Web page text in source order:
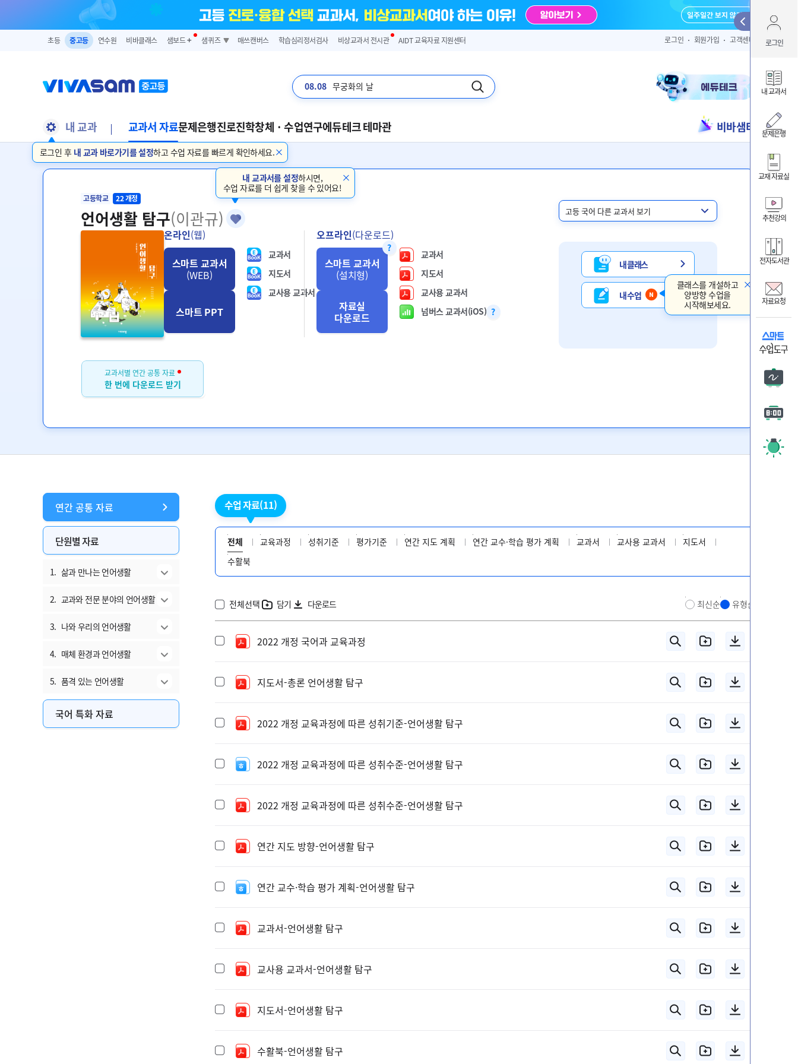
초등 중고등 연수원 비바클래스 샘보드 ➕ 샘퀴즈 매쓰캔버스 학습심리정서검사 비상교과서 전시관 AIDT 교육자료 지원센터 로그인 회원가입 고객센터
08.08 무궁화의 날
로그인 후 내 교과 바로가기를 설정하고 수업 자료를 빠르게 확인하세요.
내 교과 교과서 자료문제은행진로진학창체 · 수업연구에듀테크 테마관 비바샘터
고등학교 22 개정
언어생활 탐구(이관규)
내 교과서를 설정하시면,
수업 자료를 더 쉽게 찾을 수 있어요!
온라인(웹)
스마트 교과서
(WEB)
스마트 PPT
교과서
지도서
교사용 교과서
오프라인(다운로드)
스마트 교과서
(설치형)
자료실
다운로드
교과서
지도서
교사용 교과서
넘버스 교과서(iOS)
내 클래스
내 수업
클래스를 개설하고
양방향 수업을
시작해보세요.
교과서별 연간 공통 자료
한 번에 다운로드 받기
연간 공통 자료
단원별 자료
1. 삶과 만나는 언어생활
2. 교과와 전문 분야의 언어생활
3. 나와 우리의 언어생활
4. 매체 환경과 언어생활
5. 품격 있는 언어생활
국어 특화 자료
수업 자료(11)
전체 교육과정 성취기준 평가기준 연간 지도 계획 연간 교수·학습 평가 계획 교과서 교사용 교과서
지도서
수활북
전체선택 담기 다운로드 최신순 유형순
2022 개정 국어과 교육과정
지도서-총론 언어생활 탐구
2022 개정 교육과정에 따른 성취기준-언어생활 탐구
2022 개정 교육과정에 따른 성취수준-언어생활 탐구
2022 개정 교육과정에 따른 성취수준-언어생활 탐구
연간 지도 방향-언어생활 탐구
연간 교수·학습 평가 계획-언어생활 탐구
교과서-언어생활 탐구
교사용 교과서-언어생활 탐구
지도서-언어생활 탐구
수활북-언어생활 탐구
로그인
내 교과서
문제은행
교재 자료실
추천강의
전자도서관
자료요청
아이디
ID/PW 찾
내
비바샘
온리원
자료요
판서
주목 시